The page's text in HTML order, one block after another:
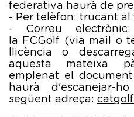
federativa haurà de
- Per telèfon: trucant al
- Correu
la FCGolf (via mail o
llicència o
aquesta mateixa
emplenat el
haurà d'escanejar-
següent adreça: